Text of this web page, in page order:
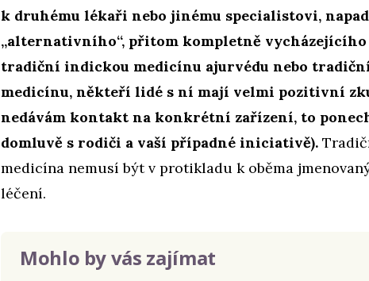
k druhému lékaři nebo jinému specialistovi,
„alternativního“, přitom kompletně
tradiční indickou medicínu ajurvédu nebo
medicínu, někteří lidé s ní mají velmi pozitivní
nedávám kontakt na konkrétní zařízení, to
domluvě s rodiči a vaší případné iniciativě).
medicína nemusí být v protikladu k oběma
léčení.
Mohlo by vás zajímat